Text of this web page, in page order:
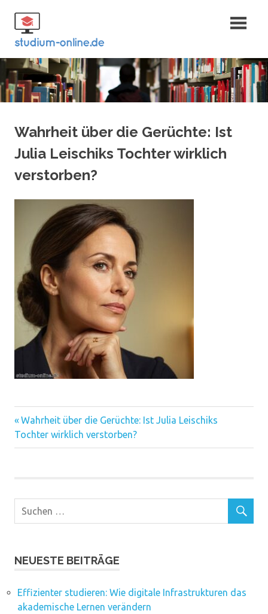
Inhalt
springen
Fernstudium
und Bachelor
Wahrheit über die Gerüchte: Ist
Julia Leischiks Tochter wirklich
verstorben?
Beitragsnavigation
Vorheriger
Beitrag:
Wahrheit über die Gerüchte: Ist Julia Leischiks
Tochter wirklich verstorben?
NEUESTE BEITRÄGE
Effizienter studieren: Wie digitale Infrastrukturen das
akademische Lernen verändern